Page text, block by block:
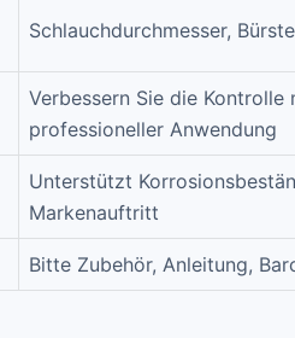
Schlauchdurchmesser,
Verbessern Sie die
professioneller Anwendung
Unterstützt
Markenauftritt
Bitte Zubehör, Anleitung,